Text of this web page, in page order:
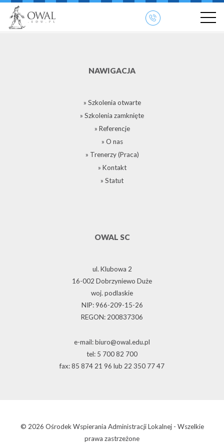
NAWIGACJA
» Szkolenia otwarte
» Szkolenia zamknięte
» Referencje
» O nas
» Trenerzy (Praca)
» Kontakt
» Statut
OWAL SC
ul. Klubowa 2
16-002 Dobrzyniewo Duże
woj. podlaskie
NIP: 966-209-15-26
REGON: 200837306
e-mail: biuro@owal.edu.pl
tel: 5 700 82 700
fax: 85 874 21 96 lub 22 350 77 47
© 2026 Ośrodek Wspierania Administracji Lokalnej - Wszelkie
prawa zastrzeżone